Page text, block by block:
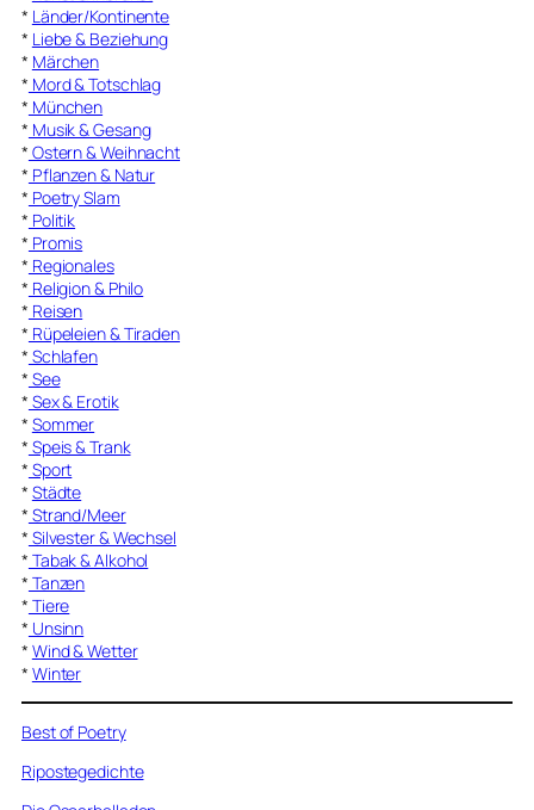
* Länder/Kontinente
* Liebe & Beziehung
* Märchen
* Mord & Totschlag
* München
* Musik & Gesang
* Ostern & Weihnacht
* Pflanzen & Natur
* Poetry Slam
* Politik
* Promis
* Regionales
* Religion & Philo
* Reisen
* Rüpeleien & Tiraden
* Schlafen
* See
* Sex & Erotik
* Sommer
* Speis & Trank
* Sport
* Städte
* Strand/Meer
* Silvester & Wechsel
* Tabak & Alkohol
* Tanzen
* Tiere
* Unsinn
* Wind & Wetter
* Winter
Best of Poetry
Ripostegedichte